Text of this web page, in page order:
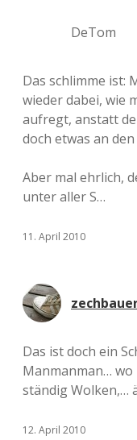
DeTom
Das schlimme ist:
wieder dabei, wie
aufregt, anstatt
doch etwas an
Aber mal ehrlich,
unter aller S…
11. April 2010
Das ist doch ein
Manmanman… wo
ständig Wolken,…
12. April 2010